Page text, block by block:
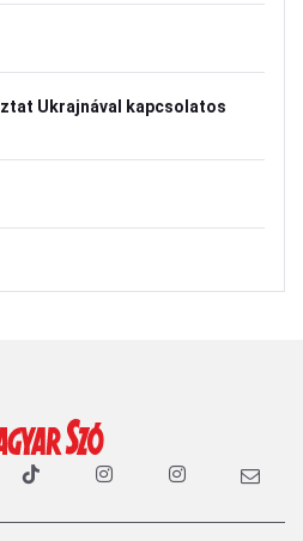
Ukrajnával kapcsolatos